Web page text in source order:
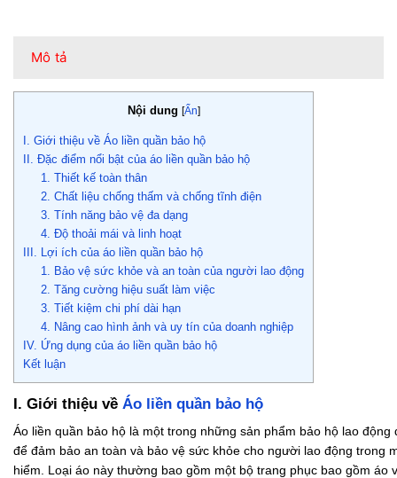
Mô tả
Nội dung [Ẩn]
I. Giới thiệu về Áo liền quần bảo hộ
II. Đặc điểm nổi bật của áo liền quần bảo hộ
1. Thiết kế toàn thân
2. Chất liệu chống thấm và chống tĩnh điện
3. Tính năng bảo vệ đa dạng
4. Độ thoải mái và linh hoạt
III. Lợi ích của áo liền quần bảo hộ
1. Bảo vệ sức khỏe và an toàn của người lao động
2. Tăng cường hiệu suất làm việc
3. Tiết kiệm chi phí dài hạn
4. Nâng cao hình ảnh và uy tín của doanh nghiệp
IV. Ứng dụng của áo liền quần bảo hộ
Kết luận
I. Giới thiệu về Áo liền quần bảo hộ
Áo liền quần bảo hộ là một trong những sản phẩm bảo hộ lao
để đảm bảo an toàn và bảo vệ sức khỏe cho người lao động trong
hiểm. Loại áo này thường bao gồm một bộ trang phục bao gồm áo